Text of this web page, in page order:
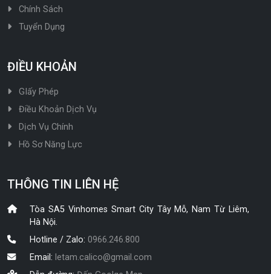
Chính Sách
Tuyển Dụng
ĐIỀU KHOẢN
GIấy Phép
Điều Khoản Dịch Vụ
Dịch Vụ Chính
Hồ Sơ Năng Lực
THÔNG TIN LIÊN HỆ
Tòa SA5 Vinhomes Smart City Tây Mỗ, Nam Từ Liêm,
Hà Nội.
Hotline / Zalo:0966.246.800
Email: letam.calico@gmail.com